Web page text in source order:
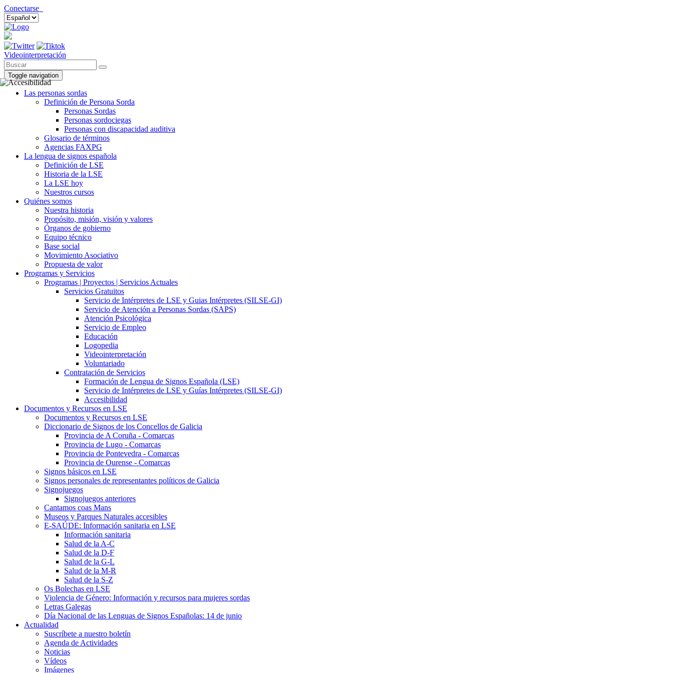
Conectarse
Videointerpretación
Toggle navigation
Las personas sordas
Definición de Persona Sorda
Personas Sordas
Personas sordociegas
Personas con discapacidad auditiva
Glosario de términos
Agencias FAXPG
La lengua de signos española
Definición de LSE
Historia de la LSE
La LSE hoy
Nuestros cursos
Quiénes somos
Nuestra historia
Propósito, misión, visión y valores
Órganos de gobierno
Equipo técnico
Base social
Movimiento Asociativo
Propuesta de valor
Programas y Servicios
Programas | Proyectos | Servicios Actuales
Servicios Gratuitos
Servicio de Intérpretes de LSE y Guias Intérpretes (SILSE-GI)
Servicio de Atención a Personas Sordas (SAPS)
Atención Psicológica
Servicio de Empleo
Educación
Logopedia
Videointerpretación
Voluntariado
Contratación de Servicios
Formación de Lengua de Signos Española (LSE)
Servicio de Intérpretes de LSE y Guías Intérpretes (SILSE-GI)
Accesibilidad
Documentos y Recursos en LSE
Documentos y Recursos en LSE
Diccionario de Signos de los Concellos de Galicia
Provincia de A Coruña - Comarcas
Provincia de Lugo - Comarcas
Provincia de Pontevedra - Comarcas
Provincia de Ourense - Comarcas
Signos básicos en LSE
Signos personales de representantes políticos de Galicia
Signojuegos
Signojuegos anteriores
Cantamos coas Mans
Museos y Parques Naturales accesibles
E-SAÚDE: Información sanitaria en LSE
Información sanitaria
Salud de la A-C
Salud de la D-F
Salud de la G-L
Salud de la M-R
Salud de la S-Z
Os Bolechas en LSE
Violencia de Género: Información y recursos para mujeres sordas
Letras Galegas
Día Nacional de las Lenguas de Signos Españolas: 14 de junio
Actualidad
Suscríbete a nuestro boletín
Agenda de Actividades
Noticias
Vídeos
Imágenes